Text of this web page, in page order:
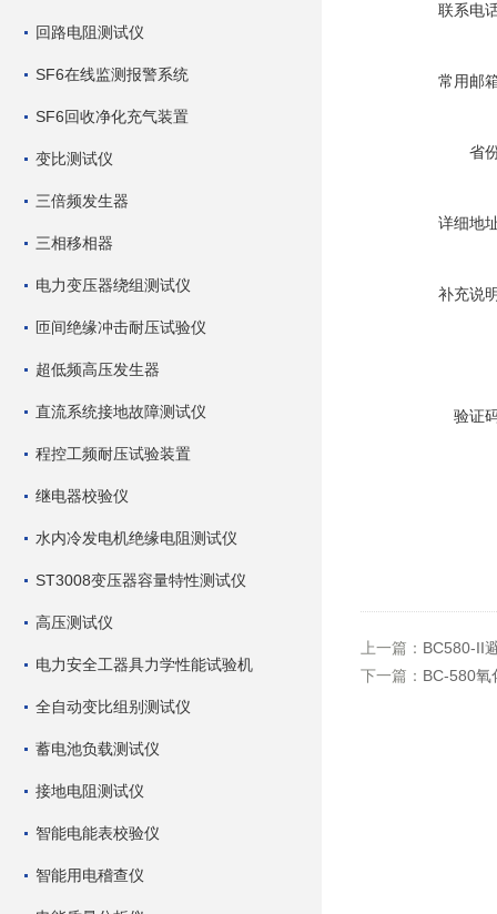
回路电阻测试仪
SF6在线监测报警系统
SF6回收净化充气装置
变比测试仪
三倍频发生器
三相移相器
电力变压器绕组测试仪
匝间绝缘冲击耐压试验仪
超低频高压发生器
直流系统接地故障测试仪
程控工频耐压试验装置
继电器校验仪
水内冷发电机绝缘电阻测试仪
ST3008变压器容量特性测试仪
高压测试仪
电力安全工器具力学性能试验机
全自动变比组别测试仪
蓄电池负载测试仪
接地电阻测试仪
智能电能表校验仪
智能用电稽查仪
联系电
常用邮
省
详细地
补充说
验证
上一篇： BC580-II
下一篇： BC-580氧